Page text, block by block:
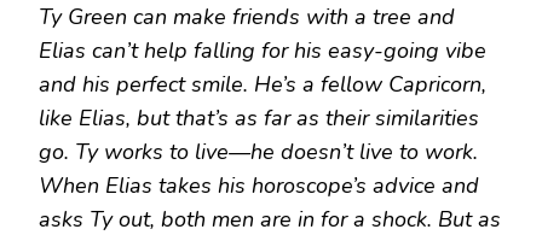
Ty Green can make friends with a tree and
Elias can’t help falling for his easy-going vibe
and his perfect smile. He’s a fellow Capricorn,
like Elias, but that’s as far as their similarities
go. Ty works to live—he doesn’t live to work.
When Elias takes his horoscope’s advice and
asks Ty out, both men are in for a shock. But as